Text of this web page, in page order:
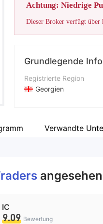
Achtung: Niedrige
Dieser Broker verfügt über
Grundlegende
Registrierte Region
Georgien
Unternehmen
Verwandte
IC
9.09 Bewertung